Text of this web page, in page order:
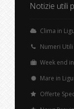
Notizie utili
Clima in
Numeri Utili
Week end
Mare in
Offerte